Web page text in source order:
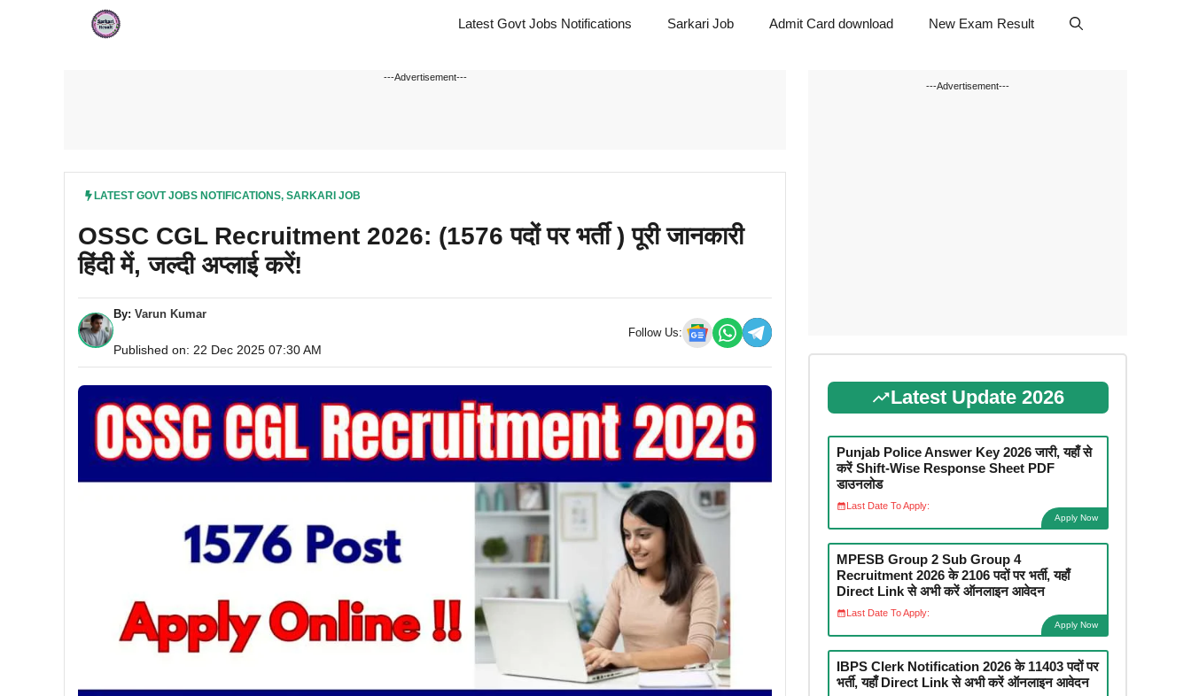
Latest Govt Jobs Notifications Sarkari Job Admit Card download New Exam Result
---Advertisement---
LATEST GOVT JOBS NOTIFICATIONS, SARKARI JOB
OSSC CGL Recruitment 2026: (1576 पदों पर भर्ती ) पूरी जानकारी
हिंदी में, जल्दी अप्लाई करें!
By: Varun Kumar
Published on: 22 Dec 2025 07:30 AM
Follow Us:
---Advertisement---
Latest Update 2026
Punjab Police Answer Key 2026 जारी, यहाँ से
करें Shift-Wise Response Sheet PDF
डाउनलोड
Last Date To Apply:
Apply Now
MPESB Group 2 Sub Group 4
Recruitment 2026 के 2106 पदों पर भर्ती, यहाँ
Direct Link से अभी करें ऑनलाइन आवेदन
Last Date To Apply:
Apply Now
IBPS Clerk Notification 2026 के 11403 पदों पर
भर्ती, यहाँ Direct Link से अभी करें ऑनलाइन आवेदन